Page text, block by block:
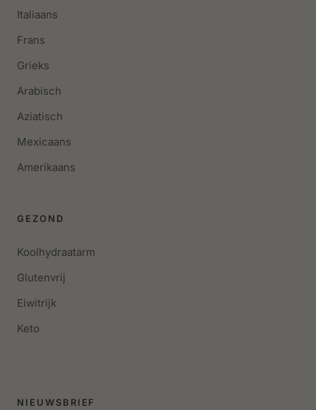
Italiaans
Frans
Grieks
Arabisch
Aziatisch
Mexicaans
Amerikaans
GEZOND
Koolhydraatarm
Glutenvrij
Eiwitrijk
Keto
NIEUWSBRIEF